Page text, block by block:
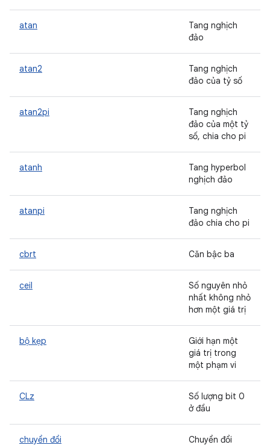
atan
Tang nghịch
đảo
atan2
Tang nghịch
đảo của tỷ số
atan2pi
Tang nghịch
đảo của một tỷ
số, chia cho pi
atanh
Tang hyperbol
nghịch đảo
atanpi
Tang nghịch
đảo chia cho pi
cbrt Căn bậc ba
ceil
Số nguyên nhỏ
nhất không nhỏ
hơn một giá trị
bộ kẹp
Giới hạn một
giá trị trong
một phạm vi
CLz
Số lượng bit 0
ở đầu
chuyển đổi Chuyển đổi